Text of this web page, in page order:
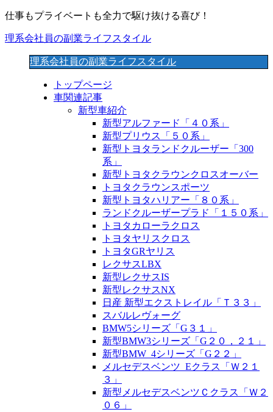
仕事もプライベートも全力で駆け抜ける喜び！
理系会社員の副業ライフスタイル
理系会社員の副業ライフスタイル
トップページ
車関連記事
新型車紹介
新型アルファード「４０系」
新型プリウス「５０系」
新型トヨタランドクルーザー「300
系」
新型トヨタクラウンクロスオーバー
トヨタクラウンスポーツ
新型トヨタハリアー「８０系」
ランドクルーザープラド「１５０系」
トヨタカローラクロス
トヨタヤリスクロス
トヨタGRヤリス
レクサスLBX
新型レクサスIS
新型レクサスNX
日産 新型エクストレイル「Ｔ３３」
スバルレヴォーグ
BMW5シリーズ「G３１」
新型BMW3シリーズ「G２０，２１」
新型BMW_4シリーズ「G２２」
メルセデスベンツ_Eクラス「Ｗ２１
３」
新型メルセデスベンツＣクラス「Ｗ２
０６」